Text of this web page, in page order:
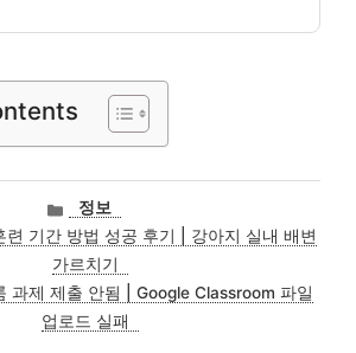
카
테
고
리
정보
련 기간 방법 성공 후기 | 강아지 실내 배변
가르치기
과제 제출 안됨 | Google Classroom 파일
업로드 실패